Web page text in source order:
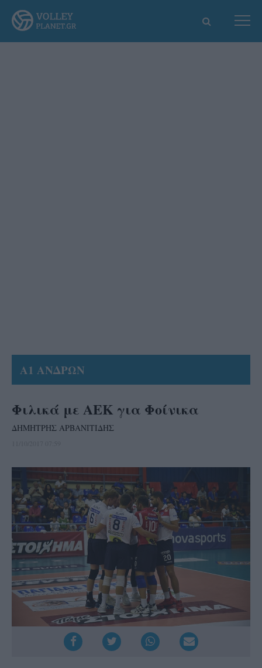
Α1 ΑΝΔΡΩΝ
Φιλικά με ΑΕΚ για Φοίνικα
ΔΗΜΗΤΡΗΣ ΑΡΒΑΝΙΤΙΔΗΣ